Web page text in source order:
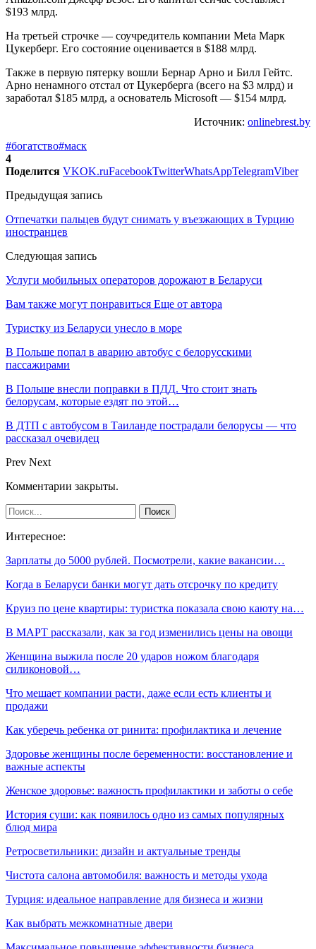
$193 млрд.
На третьей строчке — соучредитель компании Meta Марк
Цукерберг. Его состояние оценивается в $188 млрд.
Также в первую пятерку вошли Бернар Арно и Билл Гейтс.
Арно ненамного отстал от Цукерберга (всего на $3 млрд) и
заработал $185 млрд, а основатель Microsoft — $154 млрд.
Источник: onlinebrest.by
#богатство#маск
4
Поделится VKOK.ruFacebookTwitterWhatsAppTelegramViber
Предыдущая запись
Отпечатки пальцев будут снимать у въезжающих в Турцию
иностранцев
Следующая запись
Услуги мобильных операторов дорожают в Беларуси
Вам также могут понравиться Еще от автора
Туристку из Беларуси унесло в море
В Польше попал в аварию автобус с белорусскими
пассажирами
В Польше внесли поправки в ПДД. Что стоит знать
белорусам, которые ездят по этой…
В ДТП с автобусом в Таиланде пострадали белорусы — что
рассказал очевидец
Prev Next
Комментарии закрыты.
Интересное:
Зарплаты до 5000 рублей. Посмотрели, какие вакансии…
Когда в Беларуси банки могут дать отсрочку по кредиту
Круиз по цене квартиры: туристка показала свою каюту на…
В МАРТ рассказали, как за год изменились цены на овощи
Женщина выжила после 20 ударов ножом благодаря
силиконовой…
Что мешает компании расти, даже если есть клиенты и
продажи
Как уберечь ребенка от ринита: профилактика и лечение
Здоровье женщины после беременности: восстановление и
важные аспекты
Женское здоровье: важность профилактики и заботы о себе
История суши: как появилось одно из самых популярных
блюд мира
Ретросветильники: дизайн и актуальные тренды
Чистота салона автомобиля: важность и методы ухода
Турция: идеальное направление для бизнеса и жизни
Как выбрать межкомнатные двери